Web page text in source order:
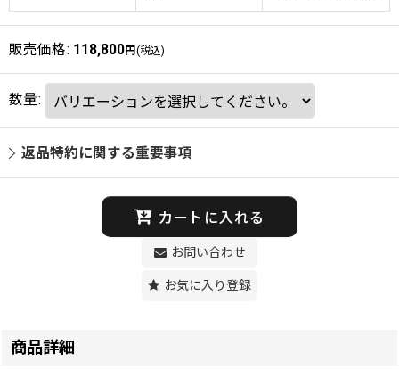
販売価格: 118,800円 (税込)
数量:
返品特約に関する重要事項
カートに入れる
お問い合わせ
お気に入り登録
商品詳細